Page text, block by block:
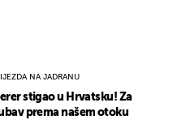
NA JADRANU
stigao u Hrvatsku! Za
prema našem otoku